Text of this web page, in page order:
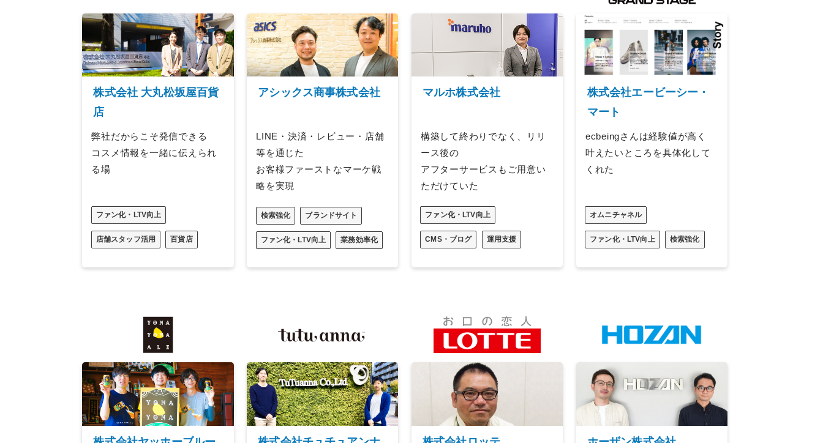
株式会社 大丸松坂屋百貨
店
弊社だからこそ発信できる
コスメ情報を一緒に伝えられ
る場
ファン化・LTV向上
店舗スタッフ活用 百貨店
アシックス商事株式会社
LINE・決済・レビュー・店舗
等を通じた
お客様ファーストなマーケ戦
略を実現
検索強化 ブランドサイト
ファン化・LTV向上 業務効率化
マルホ株式会社
構築して終わりでなく、リリ
ース後の
アフターサービスもご用意い
ただけていた
ファン化・LTV向上
CMS・ブログ 運用支援
株式会社エービーシー・
マート
ecbeingさんは経験値が高く
叶えたいところを具体化して
くれた
オムニチャネル
ファン化・LTV向上 検索強化